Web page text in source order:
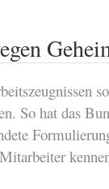
So hat das